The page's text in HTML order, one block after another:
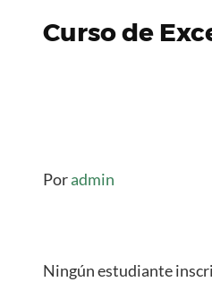
Curso de
Poradmin
Ningún estudiante